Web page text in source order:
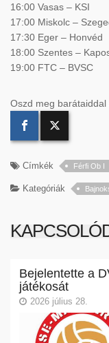
16:00 Vasas – KSI
17:00 Miskolc –
17:30 Eger – Honvéd
18:00 Szentes –
19:00 FTC – BVSC
Oszd meg barátaiddal
Címkék Férfi Ob I
Kategóriák
Bejelentette a
játékosát
2026 július 28.